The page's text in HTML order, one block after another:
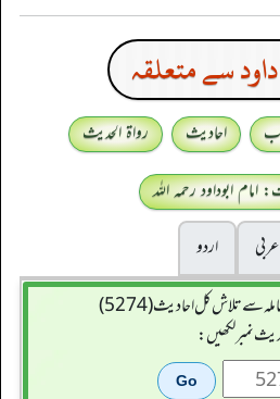
سے متعلقہ
احادیث
رواۃ الحدیث
امام ابوداود رحمہ اللہ
عربی
اردو
سے تلاش کل احادیث (5274)
نمبر لکھیں: